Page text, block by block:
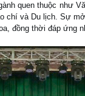
quen thuộc như
chí và Du lịch. Sự
đồng thời đáp ứng